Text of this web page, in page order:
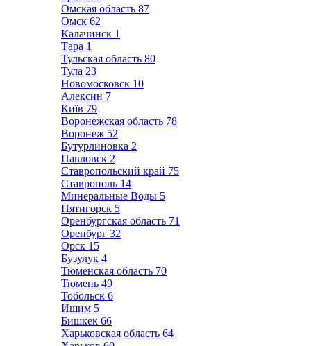
Омская область 87
Омск 62
Калачинск 1
Тара 1
Тульская область 80
Тула 23
Новомосковск 10
Алексин 7
Київ 79
Воронежская область 78
Воронеж 52
Бутурлиновка 2
Павловск 2
Ставропольский край 75
Ставрополь 14
Минеральные Воды 5
Пятигорск 5
Оренбургская область 71
Оренбург 32
Орск 15
Бузулук 4
Тюменская область 70
Тюмень 49
Тобольск 6
Ишим 5
Бишкек 66
Харьковская область 64